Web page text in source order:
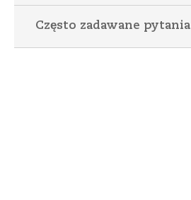
Często zadawane pytania